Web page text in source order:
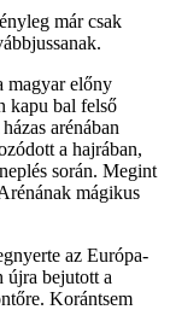
már csak
magyar előny
kapu bal felső
arénában
a hajrában,
során. Megint
mágikus
az Európa-
újra bejutott a
Korántsem